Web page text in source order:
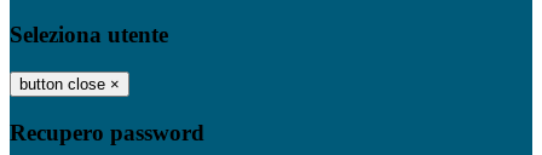
Seleziona utente
button close ×
Recupero password